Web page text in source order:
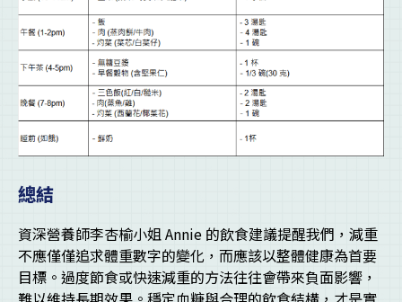
總結
資深營養師李杏榆小姐 Annie 的飲食建議提醒我們，減重
不應僅僅追求體重數字的變化，而應該以整體健康為首要
目標。過度節食或快速減重的方法往往會帶來負面影響，